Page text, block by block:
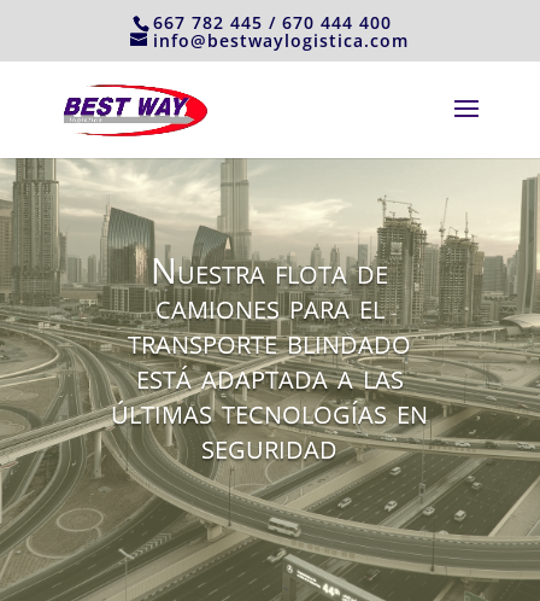
667 782 445 / 670 444 400
info@bestwaylogistica.com
Nuestra flota de
camiones para el
transporte blindado
está adaptada a las
últimas tecnologías en
seguridad